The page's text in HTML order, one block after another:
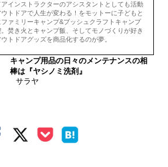
アインストラクターのアシスタントとしても活動
トドアで人生が変わる！をモットーに子どもと
ァミリーキャンプ&ブッシュクラフトキャンプ
。焚き火とキャンプ飯、そしてモノづくりが好き
トドアグッズを商品化するのが夢。
キャンプ用品の日々のメンテナンスの相
棒は『ヤシノミ洗剤』
サラヤ